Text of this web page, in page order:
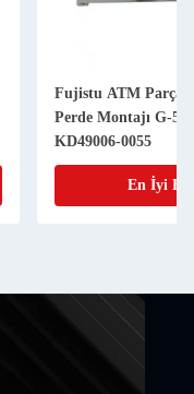
Fujistu ATM
Perde Montajı G-
KD49006-0055
En İyi